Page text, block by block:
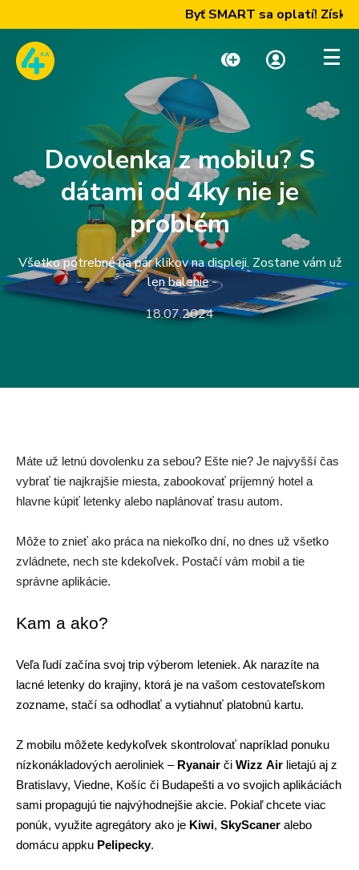
Dobiť kredit Moja zóna
Paušály
Internet a TV
Telefóny a zariadenia
Byť SMART sa oplatí!
Dovolenka z mobilu? S
dátami od 4ky nie je
problém
Všetko potrebné na pár klikov na displeji. Zostane vám už
len balenie.
18.07.2024
Máte už letnú dovolenku za sebou? Ešte nie? Je najvyšší čas
vybrať tie najkrajšie miesta, zabookovať príjemný hotel a
hlavne kúpiť letenky alebo naplánovať trasu autom.
Môže to znieť ako práca na niekoľko dní, no dnes už všetko
zvládnete, nech ste kdekoľvek. Postačí vám mobil a tie
správne aplikácie.
Kam a ako?
Veľa ľudí začína svoj trip výberom leteniek. Ak narazíte na
lacné letenky do krajiny, ktorá je na vašom cestovateľskom
zozname, stačí sa odhodlať a vytiahnuť platobnú kartu.
Z mobilu môžete kedykoľvek skontrolovať napríklad ponuku
nízkonákladových aeroliniek – Ryanair či Wizz Air lietajú aj z
Bratislavy, Viedne, Košíc či Budapešti a vo svojich aplikáciách
sami propagujú tie najvýhodnejšie akcie. Pokiaľ chcete viac
ponúk, využite agregátory ako je Kiwi, SkyScaner alebo
domácu appku Pelipecky.